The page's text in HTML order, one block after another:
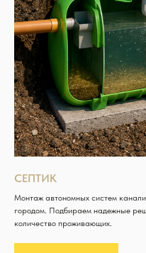
СЕПТИК
Монтаж автономных систем
городом. Подбираем надежные
количество проживающих.